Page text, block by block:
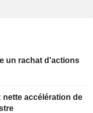
un rachat d'actions
nette accélération de